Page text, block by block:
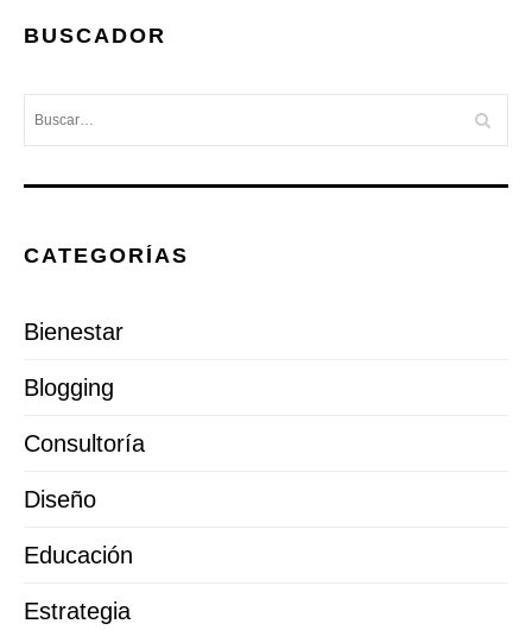
BUSCADOR
CATEGORÍAS
Bienestar
Blogging
Consultoría
Diseño
Educación
Estrategia